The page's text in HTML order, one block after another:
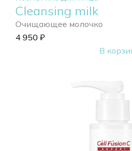
Cleansing milk
Очищающее молочко
4 950 ₽
В